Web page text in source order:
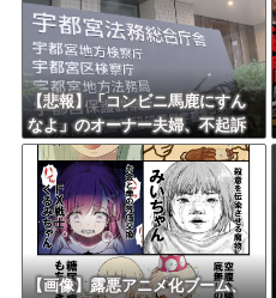
8/4のニュース
更新中止のお知らせ
【悲報】「コンビニ馬鹿にすん
なよ」のオーナー夫婦、不起訴
ｗｗｗｗｗｗｗｗ
【画像】露悪アニメ化ブーム、